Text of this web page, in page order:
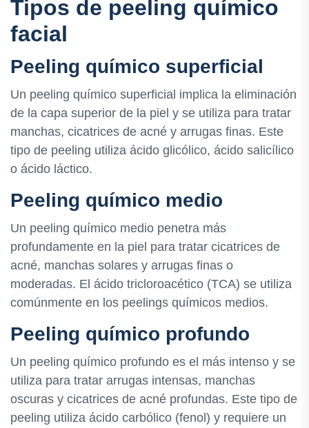
Tipos de peeling químico
facial
Peeling químico superficial
Un peeling químico superficial implica la eliminación
de la capa superior de la piel y se utiliza para tratar
manchas, cicatrices de acné y arrugas finas. Este
tipo de peeling utiliza ácido glicólico, ácido salicílico
o ácido láctico.
Peeling químico medio
Un peeling químico medio penetra más
profundamente en la piel para tratar cicatrices de
acné, manchas solares y arrugas finas o
moderadas. El ácido tricloroacético (TCA) se utiliza
comúnmente en los peelings químicos medios.
Peeling químico profundo
Un peeling químico profundo es el más intenso y se
utiliza para tratar arrugas intensas, manchas
oscuras y cicatrices de acné profundas. Este tipo de
peeling utiliza ácido carbólico (fenol) y requiere un